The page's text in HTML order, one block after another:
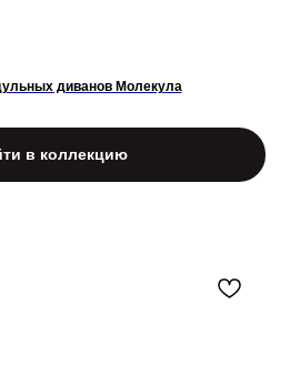
диванов Молекула
в коллекцию